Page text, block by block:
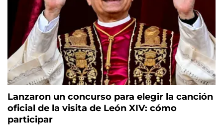
Lanzaron un concurso para elegir la canción
oficial de la visita de León XIV: cómo
participar